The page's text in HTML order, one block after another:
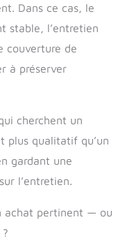
Dans ce cas, le
stable, l’entretien
couverture de
à préserver
cherchent un
plus qualitatif qu’un
gardant une
l’entretien.
achat pertinent — ou